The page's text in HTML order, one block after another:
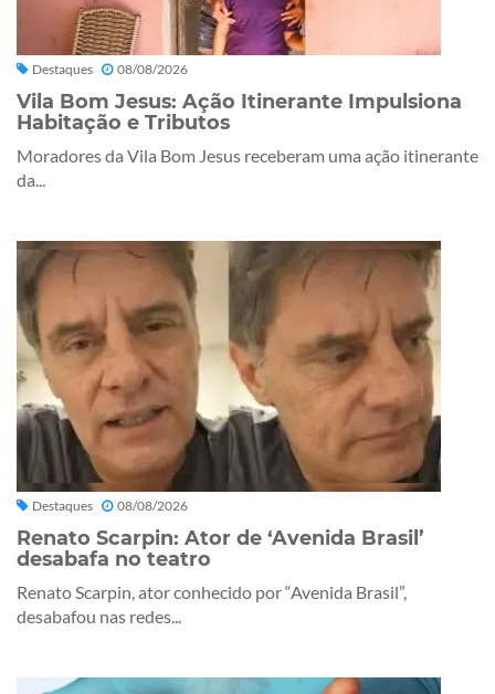
Destaques 08/08/2026
Vila Bom Jesus: Ação Itinerante Impulsiona
Habitação e Tributos
Moradores da Vila Bom Jesus receberam uma ação itinerante
da...
Destaques 08/08/2026
Renato Scarpin: Ator de ‘Avenida Brasil’
desabafa no teatro
Renato Scarpin, ator conhecido por “Avenida Brasil”,
desabafou nas redes...